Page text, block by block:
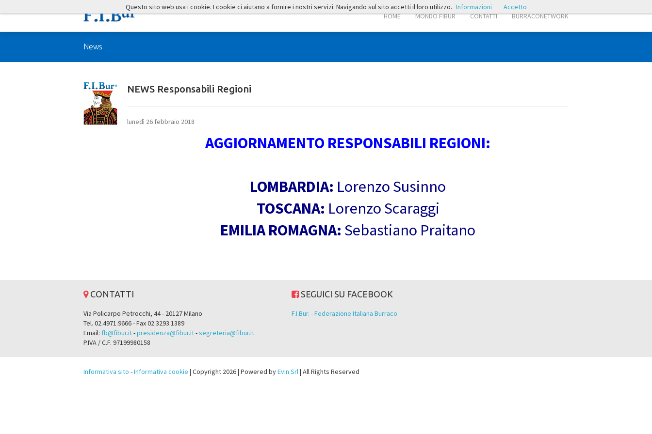
HOME MONDO FIBUR CONTATTI BURRACONETWORK
News
NEWS Responsabili Regioni
lunedì 26 febbraio 2018
AGGIORNAMENTO RESPONSABILI REGIONI:
LOMBARDIA: Lorenzo Susinno
TOSCANA: Lorenzo Scaraggi
EMILIA ROMAGNA: Sebastiano Praitano
CONTATTI
Via Policarpo Petrocchi, 44 - 20127 Milano
Tel. 02.4971.9666 - Fax 02.3293.1389
Email: fb@fibur.it-presidenza@fibur.it-segreteria@fibur.it
P.IVA / C.F. 97199980158
SEGUICI SU FACEBOOK
F.I.Bur. - Federazione Italiana Burraco
Informativa sito -Informativa cookie | Copyright 2026 | Powered byEvin Srl| All Rights Reserved
Questo sito web usa i cookie. I cookie ci aiutano a fornire i nostri servizi. Navigando sul sito accetti il loro utilizzo. Informazioni Accetto